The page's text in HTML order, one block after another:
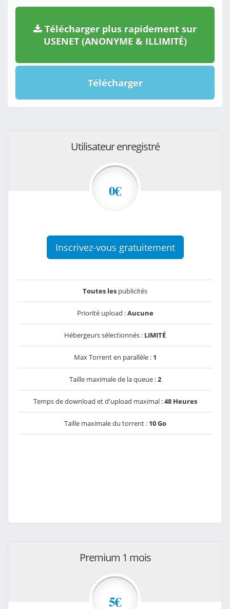
Télécharger plus rapidement sur
USENET (ANONYME & ILLIMITÉ)
Télécharger
Utilisateur enregistré
0€
Inscrivez-vous gratuitement
Toutes les publicités
Priorité upload :Aucune
Hébergeurs sélectionnés : LIMITÉ
Max Torrent en parallèle : 1
Taille maximale de la queue :2
Temps de download et d'upload maximal :48 Heures
Taille maximale du torrent : 10 Go
Premium 1 mois
5€